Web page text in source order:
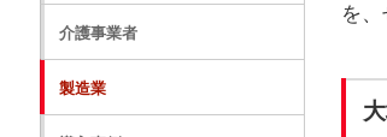
を
介護事業者
製造業